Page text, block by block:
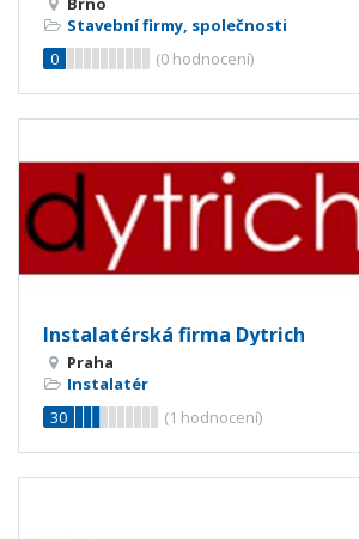
Stavební firmy, společnosti
0
(0 hodnocení)
Instalatérská firma Dytrich
Praha
Instalatér
30
(1 hodnocení)